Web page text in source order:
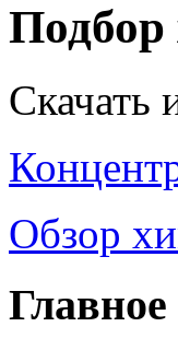
Скачать
Обзор